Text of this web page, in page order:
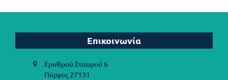
Επικοινωνία
Ερυθρού Σταυρού 6
Πύργος 27131